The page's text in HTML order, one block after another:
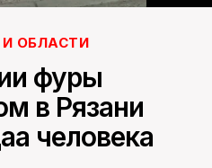
ОБЛАСТИ
фуры
в Рязани
человека